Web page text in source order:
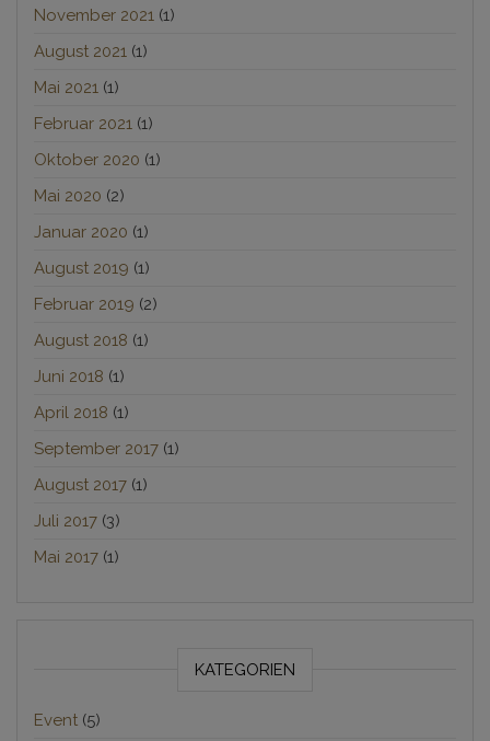
November 2021 (1)
August 2021 (1)
Mai 2021 (1)
Februar 2021 (1)
Oktober 2020 (1)
Mai 2020 (2)
Januar 2020 (1)
August 2019 (1)
Februar 2019 (2)
August 2018 (1)
Juni 2018 (1)
April 2018 (1)
September 2017 (1)
August 2017 (1)
Juli 2017 (3)
Mai 2017 (1)
KATEGORIEN
Event (5)